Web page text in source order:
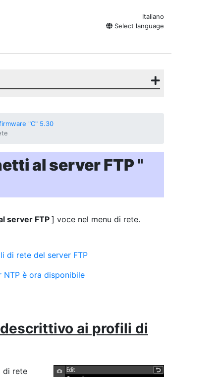
Italiano
Select language
"C" 5.30
al server FTP"
server FTP ] voce nel menu di rete.
di rete del server FTP
è ora disponibile
ai profili di
di rete